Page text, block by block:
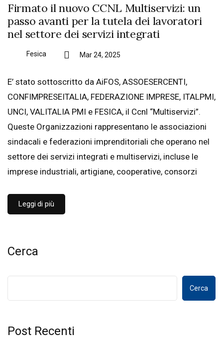
Firmato il nuovo CCNL Multiservizi: un
passo avanti per la tutela dei lavoratori
nel settore dei servizi integrati
Fesica Mar 24, 2025
E’ stato sottoscritto da AiFOS, ASSOESERCENTI,
CONFIMPRESEITALIA, FEDERAZIONE IMPRESE, ITALPMI,
UNCI, VALITALIA PMI e FESICA, il Ccnl “Multiservizi”.
Queste Organizzazioni rappresentano le associazioni
sindacali e federazioni imprenditoriali che operano nel
settore dei servizi integrati e multiservizi, incluse le
imprese industriali, artigiane, cooperative, consorzi
Leggi di più
Cerca
Cerca
Post Recenti